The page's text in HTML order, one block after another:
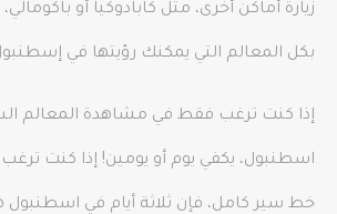
زيارة أماكن أخرى، مثل كابادوكيا أو
بكل المعالم التي يمكنك رؤيتها في
إذا كنت ترغب فقط في مشاهدة المعالم
اسطنبول، يكفي يوم أو يومين! إذا كنت
خط سير كامل، فإن ثلاثة أيام في اسطنبول